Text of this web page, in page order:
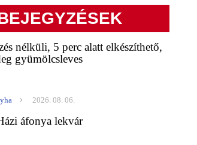
nélküli, 5 perc alatt elkészíthető,
gyümölcsleves
2026. 08. 06.
áfonya lekvár